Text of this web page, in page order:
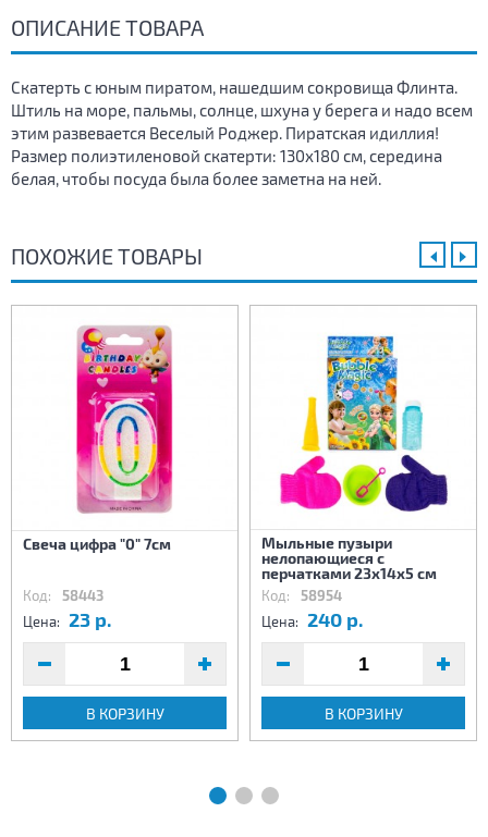
ОПИСАНИЕ ТОВАРА
Скатерть с юным пиратом, нашедшим сокровища Флинта.
Штиль на море, пальмы, солнце, шхуна у берега и надо всем
этим развевается Веселый Роджер. Пиратская идиллия!
Размер полиэтиленовой скатерти: 130х180 см, середина
белая, чтобы посуда была более заметна на ней.
ПОХОЖИЕ ТОВАРЫ
Свеча цифра "0" 7см
Код: 58443
Цена: 23 р.
В КОРЗИНУ
Мыльные пузыри
нелопающиеся с
перчатками 23х14х5 см
Код: 58954
Цена: 240 р.
В КОРЗИНУ